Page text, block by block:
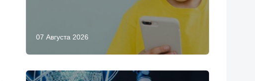
07 Августа 2026